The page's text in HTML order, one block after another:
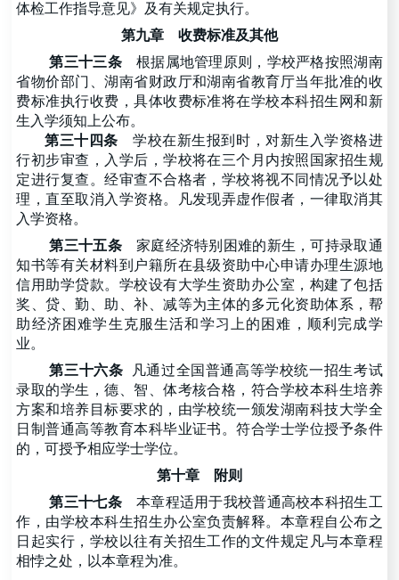
体检工作指导意见》及有关规定执行。
第九章收费标准及其他
第三十三条根据属地管理原则，学校严格按照湖南
省物价部门、湖南省财政厅和湖南省教育厅当年批准的收
费标准执行收费，具体收费标准将在学校本科招生网和新
生入学须知上公布。
第三十四条学校在新生报到时，对新生入学资格进
行初步审查，入学后，学校将在三个月内按照国家招生规
定进行复查。经审查不合格者，学校将视不同情况予以处
理，直至取消入学资格。凡发现弄虚作假者，一律取消其
入学资格。
第三十五条家庭经济特别困难的新生，可持录取通
知书等有关材料到户籍所在县级资助中心申请办理生源地
信用助学贷款。学校设有大学生资助办公室，构建了包括
奖、贷、勤、助、补、减等为主体的多元化资助体系，帮
助经济困难学生克服生活和学习上的困难，顺利完成学
业。
第三十六条
凡通过全国普通高等学校统一招生考试
录取的学生，德、智、体考核合格，符合学校本科生培养
方案和培养目标要求的，由学校统一颁发湖南科技大学全
日制普通高等教育本科毕业证书。符合学士学位授予条件
的，可授予相应学士学位。
第十章附则
第三十七条本章程适用于我校普通高校本科招生工
作，由学校本科生招生办公室负责解释。本章程自公布之
日起实行，学校以往有关招生工作的文件规定凡与本章程
相悖之处，以本章程为准。